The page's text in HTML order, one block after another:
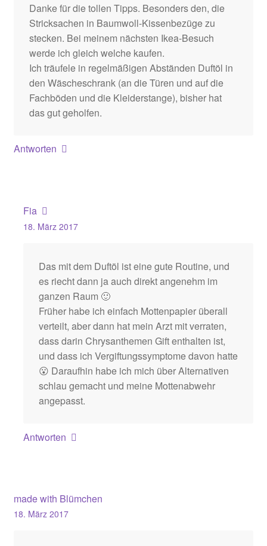
Danke für die tollen Tipps. Besonders den, die
Stricksachen in Baumwoll-Kissenbezüge zu
stecken. Bei meinem nächsten Ikea-Besuch
werde ich gleich welche kaufen.
Ich träufele in regelmäßigen Abständen Duftöl in
den Wäscheschrank (an die Türen und auf die
Fachböden und die Kleiderstange), bisher hat
das gut geholfen.
Antworten
Fia
18. März 2017
Das mit dem Duftöl ist eine gute Routine, und
es riecht dann ja auch direkt angenehm im
ganzen Raum 🙂
Früher habe ich einfach Mottenpapier überall
verteilt, aber dann hat mein Arzt mit verraten,
dass darin Chrysanthemen Gift enthalten ist,
und dass ich Vergiftungssymptome davon hatte
😮 Daraufhin habe ich mich über Alternativen
schlau gemacht und meine Mottenabwehr
angepasst.
Antworten
made with Blümchen
18. März 2017